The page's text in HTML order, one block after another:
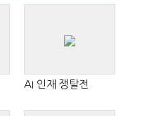
AI 인재 쟁탈전